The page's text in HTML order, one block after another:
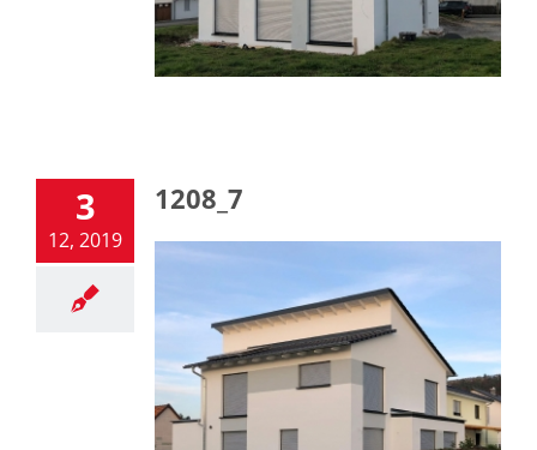
3
12, 2019
1208_7